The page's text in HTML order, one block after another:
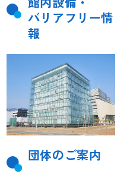
バリアフリー情
報
団体のご案内